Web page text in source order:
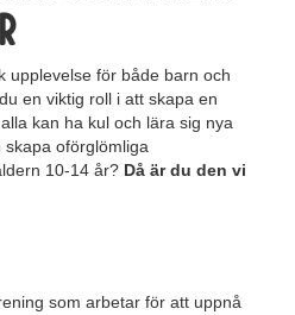
upplevelse för både barn och
en viktig roll i att skapa en
kan ha kul och lära sig nya
oförglömliga
10-14 år? Då är du den vi
som arbetar för att uppnå